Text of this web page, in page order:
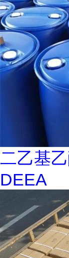
二乙基
DEEA